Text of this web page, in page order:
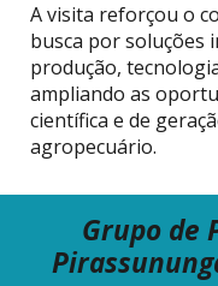
A visita reforçou o
busca por soluções
produção,
ampliando as
científica e de
agropecuário.
Grupo de